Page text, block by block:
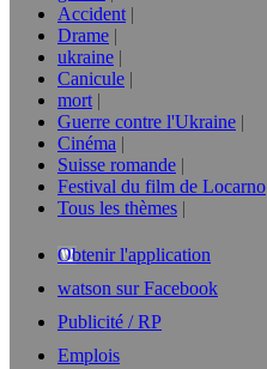
Accident
Drame
ukraine
Canicule
mort
Guerre contre l'Ukraine
Cinéma
Suisse romande
Festival du film de Locarno
Tous les thèmes
Obtenir l'application
watson sur Facebook
Publicité / RP
Emplois